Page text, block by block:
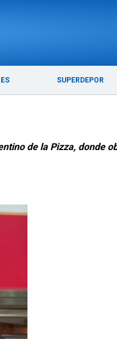
SUPERDEPOR
de la Pizza, donde